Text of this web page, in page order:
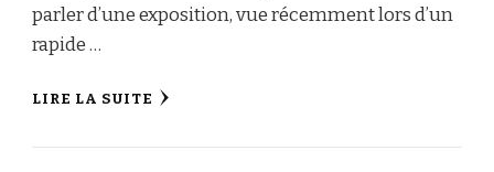
parler d’une exposition, vue récemment lors d’un
rapide …
LIRE LA SUITE